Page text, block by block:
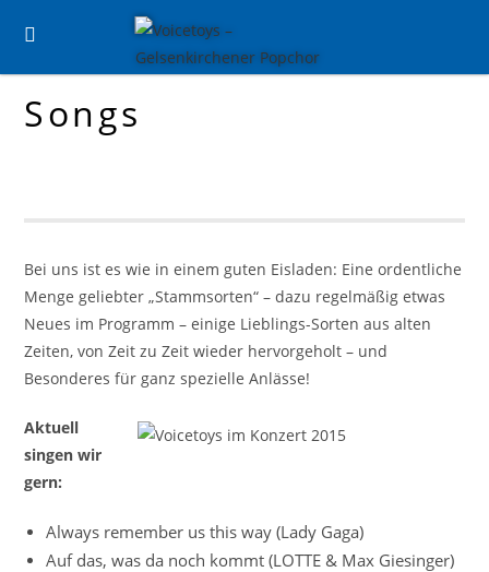
Inhalt
Songs
Bei uns ist es wie in einem guten Eisladen: Eine ordentliche
Menge geliebter „Stammsorten“ – dazu regelmäßig etwas
Neues im Programm – einige Lieblings-Sorten aus alten
Zeiten, von Zeit zu Zeit wieder hervorgeholt – und
Besonderes für ganz spezielle Anlässe!
Aktuell
singen wir
gern:
Always remember us this way (Lady Gaga)
Auf das, was da noch kommt (LOTTE & Max Giesinger)